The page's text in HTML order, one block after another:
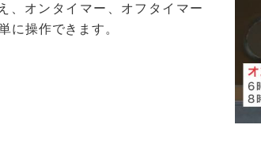
、オンタイマー、オフタイマー
に操作できます。